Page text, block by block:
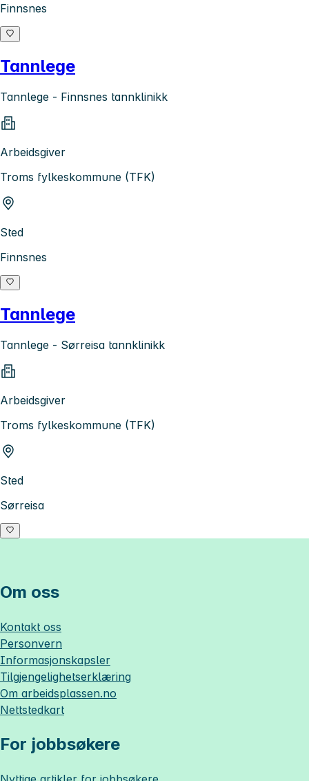
Finnsnes
Tannlege
Tannlege - Finnsnes tannklinikk
Arbeidsgiver
Troms fylkeskommune (TFK)
Sted
Finnsnes
Tannlege
Tannlege - Sørreisa tannklinikk
Arbeidsgiver
Troms fylkeskommune (TFK)
Sted
Sørreisa
Om oss
Kontakt oss
Personvern
Informasjonskapsler
Tilgjengelighetserklæring
Om arbeidsplassen.no
Nettstedkart
For jobbsøkere